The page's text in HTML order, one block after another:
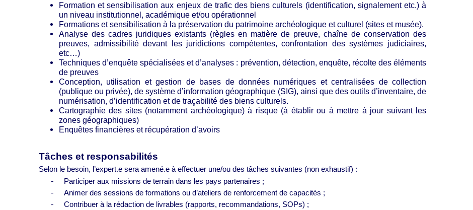
Formation et sensibilisation aux enjeux de trafic des biens culturels (identification, signalement etc.) à
un niveau institutionnel, académique et/ou opérationnel
Formations et sensibilisation à la préservation du patrimoine archéologique et culturel (sites et musée).
Analyse des cadres juridiques existants (règles en matière de preuve, chaîne de conservation des
preuves, admissibilité devant les juridictions compétentes, confrontation des systèmes judiciaires,
etc…)
Techniques d’enquête spécialisées et d’analyses : prévention, détection, enquête, récolte des éléments
de preuves
Conception, utilisation et gestion de bases de données numériques et centralisées de collection
(publique ou privée), de système d’information géographique (SIG), ainsi que des outils d’inventaire, de
numérisation, d’identification et de traçabilité des biens culturels.
Cartographie des sites (notamment archéologique) à risque (à établir ou à mettre à jour suivant les
zones géographiques)
Enquêtes financières et récupération d’avoirs
Tâches et responsabilités
Selon le besoin, l’expert.e sera amené.e à effectuer une/ou des tâches suivantes (non exhaustif) :
- Participer aux missions de terrain dans les pays partenaires ;
- Animer des sessions de formations ou d’ateliers de renforcement de capacités ;
- Contribuer à la rédaction de livrables (rapports, recommandations, SOPs) ;